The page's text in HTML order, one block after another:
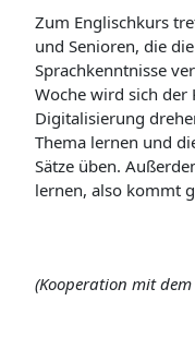
Zum Englischkurs
und Senioren, die
Sprachkenntnisse
Woche wird sich der
Digitalisierung
Thema lernen und
Sätze üben.
lernen, also kommt
(Kooperation mit